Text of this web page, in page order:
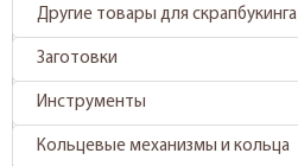
Другие товары для скрапбукинга
Заготовки
Инструменты
Кольцевые механизмы и кольца